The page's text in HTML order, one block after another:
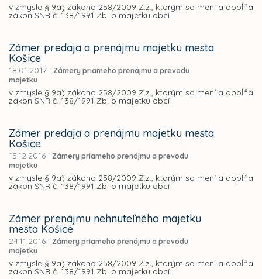
v zmysle § 9a) zákona 258/2009 Z.z., ktorým sa mení a dopĺňa
zákon SNR č. 138/1991 Zb. o majetku obcí
Zámer predaja a prenájmu majetku mesta
Košice
18.01.2017 | Zámery priameho prenájmu a prevodu
majetku
v zmysle § 9a) zákona 258/2009 Z.z., ktorým sa mení a dopĺňa
zákon SNR č. 138/1991 Zb. o majetku obcí
Zámer predaja a prenájmu majetku mesta
Košice
15.12.2016 | Zámery priameho prenájmu a prevodu
majetku
v zmysle § 9a) zákona 258/2009 Z.z., ktorým sa mení a dopĺňa
zákon SNR č. 138/1991 Zb. o majetku obcí
Zámer prenájmu nehnuteľného majetku
mesta Košice
24.11.2016 | Zámery priameho prenájmu a prevodu
majetku
v zmysle § 9a) zákona 258/2009 Z.z., ktorým sa mení a dopĺňa
zákon SNR č. 138/1991 Zb. o majetku obcí